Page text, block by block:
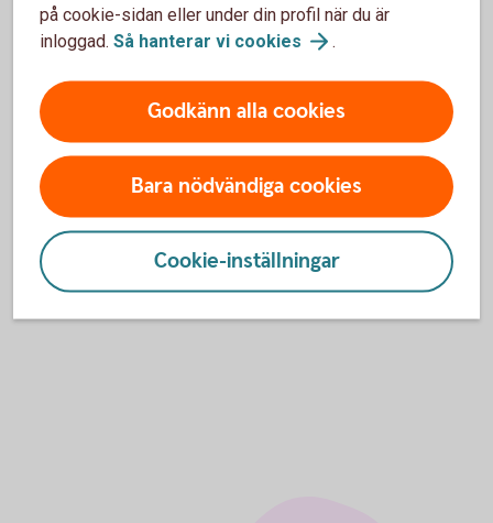
A bunch of people riding piggyback
Befintlig
Mina sidor - här kan du följa dittärende
på cookie-sidan eller under din profil när du är
inloggad. Så hanterar vi cookies .
Godkänn alla cookies
Bara nödvändiga cookies
Cookie-inställningar